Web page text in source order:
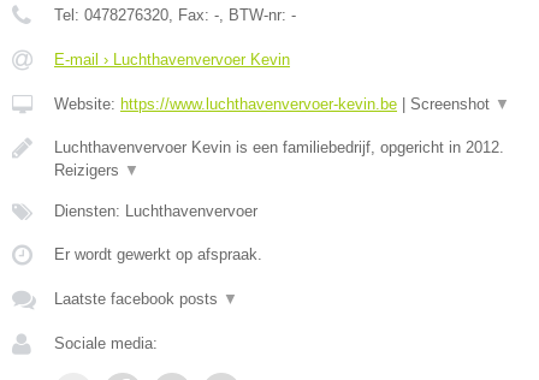
Tel: 0478276320, Fax: -, BTW-nr: -
E-mail › Luchthavenvervoer Kevin
Website: https://www.luchthavenvervoer-kevin.be Screenshot ▼
Luchthavenvervoer Kevin is een familiebedrijf, opgericht in 2012.
Reizigers ▼
Diensten: Luchthavenvervoer
Er wordt gewerkt op afspraak.
Laatste facebook posts ▼
Sociale media: